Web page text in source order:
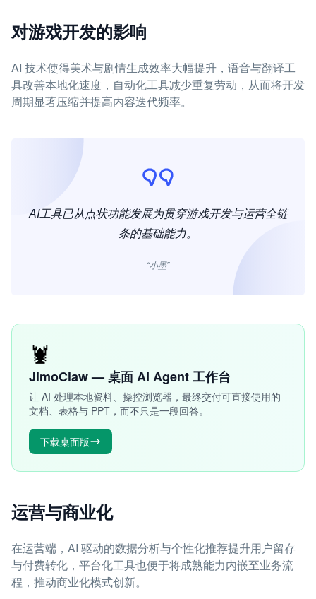
对游戏开发的影响
AI 技术使得美术与剧情生成效率大幅提升，语音与翻译工
具改善本地化速度，自动化工具减少重复劳动，从而将开发
周期显著压缩并提高内容迭代频率。
AI工具已从点状功能发展为贯穿游戏开发与运营全链
条的基础能力。
“小墨”
🦞
JimoClaw — 桌面 AI Agent 工作台
让 AI 处理本地资料、操控浏览器，最终交付可直接使用的
文档、表格与 PPT，而不只是一段回答。
下载桌面版
运营与商业化
在运营端，AI 驱动的数据分析与个性化推荐提升用户留存
与付费转化，平台化工具也便于将成熟能力内嵌至业务流
程，推动商业化模式创新。